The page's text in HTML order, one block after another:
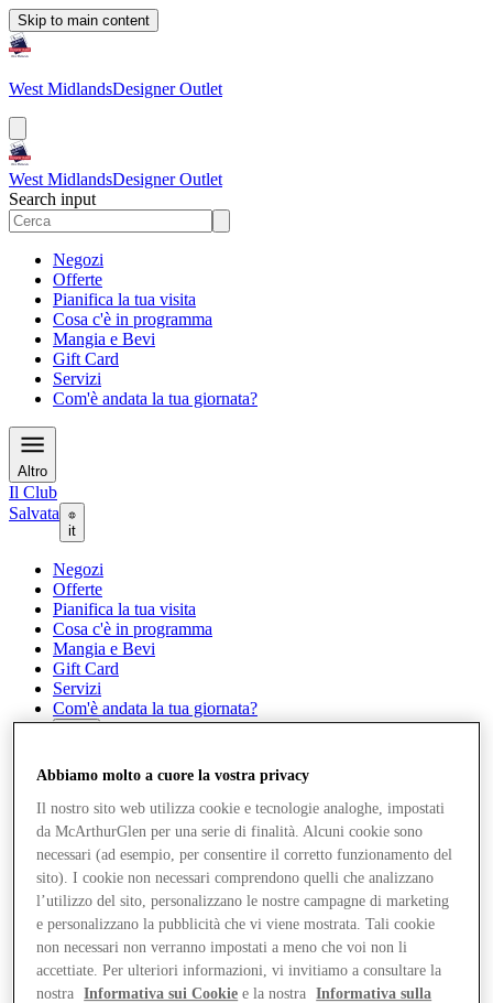
Skip to main content
West MidlandsDesigner Outlet
West MidlandsDesigner Outlet
Search input
Negozi
Offerte
Pianifica la tua visita
Cosa c'è in programma
Mangia e Bevi
Gift Card
Servizi
Com'è andata la tua giornata?
Altro
Il Club
Salvata
it
Negozi
Offerte
Pianifica la tua visita
Cosa c'è in programma
Mangia e Bevi
Gift Card
Servizi
Com'è andata la tua giornata?
Abbiamo molto a cuore la vostra privacy
Il nostro sito web utilizza cookie e tecnologie analoghe, impostati
da McArthurGlen per una serie di finalità. Alcuni cookie sono
necessari (ad esempio, per consentire il corretto funzionamento del
sito). I cookie non necessari comprendono quelli che analizzano
l’utilizzo del sito, personalizzano le nostre campagne di marketing
e personalizzano la pubblicità che vi viene mostrata. Tali cookie
non necessari non verranno impostati a meno che voi non li
accettiate. Per ulteriori informazioni, vi invitiamo a consultare la
nostra
Informativa sui Cookie e la nostra
Informativa sulla